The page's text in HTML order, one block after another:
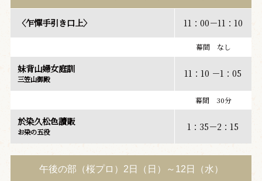
〈乍憚手引き口上〉 11：00－11：10
幕間 なし
妹背山婦女庭訓
三笠山御殿 11：10 －1：05
幕間 30分
於染久松色讀販
お染の五役 1：35－2：15
午後の部（桜プロ）2日（日）～12日（水）